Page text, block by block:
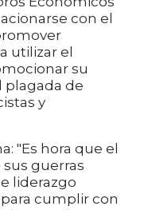
con el
utilizar el
su
plagada de
y
"Es hora que el
guerras
liderazgo
cumplir con